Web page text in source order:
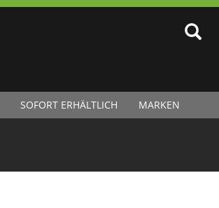
SOFORT ERHÄLTLICH MARKEN